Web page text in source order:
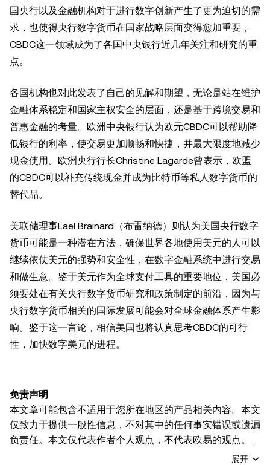
国央行以及金融机构对于进行数字创新产生了更为迫切的需
求，也使得央行数字货币在国家战略层面变得愈加重要，
CBDC这一领域成为了各国中央银行近几年关注和研究的重
点。
各国机构也对此发表了自己的见解和期望，无论是站在维护
金融体系稳定和国家主权安全的层面，还是基于跨境交易和
普惠金融的考量。欧洲中央银行认为欧元CBDC可以帮助降
低银行的利率，使交易更加顺畅和快捷，并最大限度地减少
现金使用。欧洲央行行长Christine Lagarde曾表示，欧盟
的CBDC可以补充传统现金并成为比特币等私人数字货币的
替代品。
美联储理事Lael Brainard（布雷纳德）则认为美国央行数字
货币可能是一种潜在方法，确保世界各地使用美元的人可以
继续依仗美元的强势和安全性，在数字金融系统中进行交易
和做生意。鉴于美元作为全球支付工具的重要地位，美国必
须要处在有关央行数字货币研究和政策制定的前沿，因为与
央行数字货币相关的国际发展可能会对全球金融体系产生影
响。鉴于这一言论，相信美国也将认真思考CBDC的可行
性，加快数字美元的进程。
免责声明
本文章可能包含不适用于您所在地区的产品相关内容。本文
仅致力于提供一般性信息，不对其中的任何事实错误或遗漏
负责任。本文仅代表作者个人观点，不代表欧易的观点。
本文无意提供以下任何建议，包括但不限于：(i) 投资建议
展开